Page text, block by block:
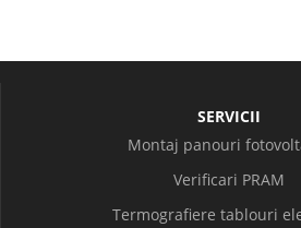
SERVICII
Montaj panouri
Verificari PRAM
Termografiere tablouri